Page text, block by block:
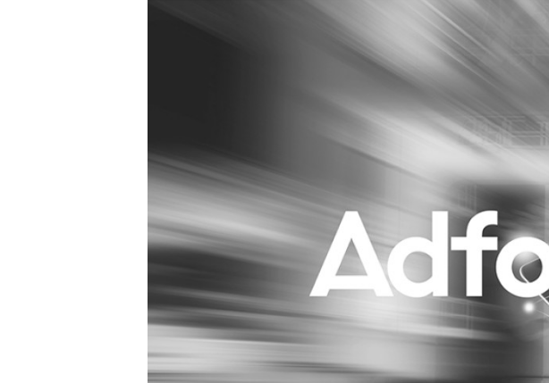
Influencer marketing
Interne communicatie